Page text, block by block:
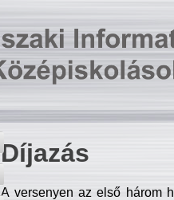
Díjazás
A versenyen az első három